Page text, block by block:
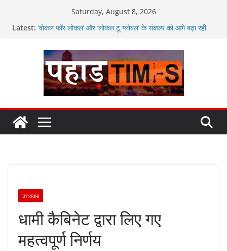
Saturday, August 8, 2026
Latest: ‘वोकल फॉर लोकल’ और ‘लोकल टू ग्लोबल’ के संकल्प को आगे बढ़ा रही
मतदाताओं से निरंतर संवाद करते रहें अधिकारी: सीईओ
उत्तराखंड में विभिन्न विकास योजनाओं के लिए 80 करोड़ रुपए
अगले दो दिनों में भारी से बहुत भारी वर्षा की संभावना, अलर्ट!
जनकल्याण, रोजगार, शिक्षा, श्रमिक हित और आधारभूत विकास को नई
गति : धामी कैबिनेट के ऐतिहासिक फैसले
उत्तराखंड
धामी कैबिनेट द्वारा लिए गए
महत्वपूर्ण निर्णय